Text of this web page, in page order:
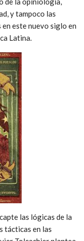
y tampoco las
este nuevo siglo en
Latina.
las lógicas de la
tácticas en las